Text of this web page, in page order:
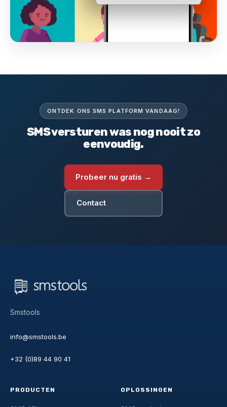
ONTDEK ONS SMS PLATFORM VANDAAG!
SMS versturen was nog nooit zo
eenvoudig.
Probeer nu gratis →
Contact
Smstools
info@smstools.be
+32 (0)89 44 90 41
PRODUCTEN OPLOSSINGEN